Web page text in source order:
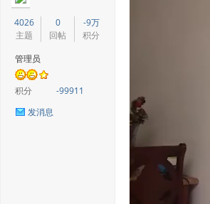
4026
主题
0
回帖
-9万
积分
管理员
积分
-99911
发消息